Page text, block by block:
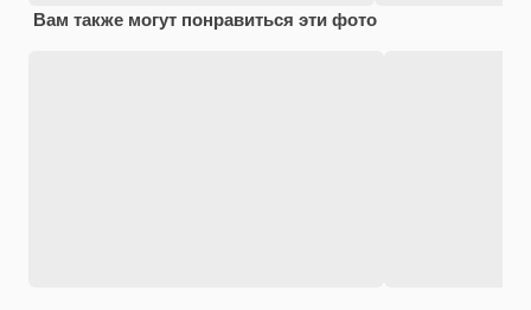
Вам также могут понравиться эти фото